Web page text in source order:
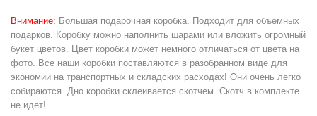
Внимание: Большая подарочная коробка. Подходит для объемных
подарков. Коробку можно наполнить шарами или вложить огромный
букет цветов. Цвет коробки может немного отличаться от цвета на
фото. Все наши коробки поставляются в разобранном виде для
экономии на транспортных и складских расходах! Они очень легко
собираются. Дно коробки склеивается скотчем. Скотч в комплекте
не идет!